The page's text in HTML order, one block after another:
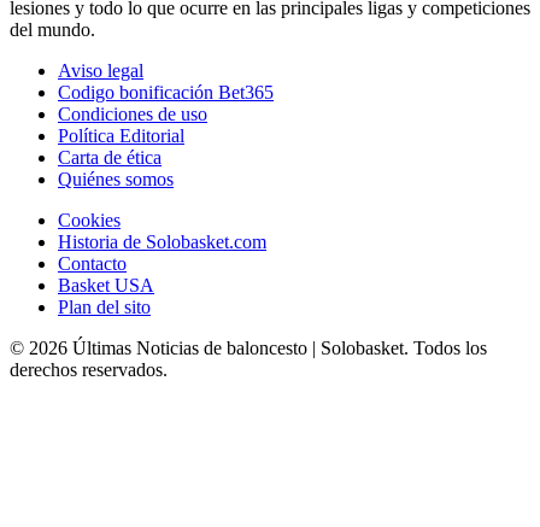
lesiones y todo lo que ocurre en las principales ligas y competiciones
del mundo.
Aviso legal
Codigo bonificación Bet365
Condiciones de uso
Política Editorial
Carta de ética
Quiénes somos
Cookies
Historia de Solobasket.com
Contacto
Basket USA
Plan del sito
© 2026 Últimas Noticias de baloncesto | Solobasket. Todos los
derechos reservados.